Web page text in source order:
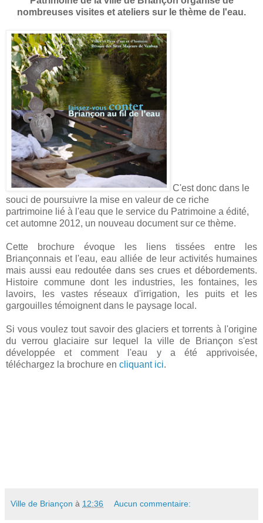
nombreuses visites et ateliers sur le thème de l'eau.
C'est donc dans le
souci de poursuivre la mise en valeur de ce riche
partrimoine lié à l'eau que le service du Patrimoine a édité,
cet automne 2012, un nouveau document sur ce thème.
Cette brochure évoque les liens tissées entre les
Briançonnais et l'eau, eau alliée de leur activités humaines
mais aussi eau redoutée dans ses crues et débordements.
Histoire commune dont les industries, les fontaines, les
lavoirs, les vastes réseaux d'irrigation, les puits et les
gargouilles témoignent dans le paysage local.
Si vous voulez tout savoir des glaciers et torrents à l'origine
du verrou glaciaire sur lequel la ville de Briançon s'est
développée et comment l'eau y a été apprivoisée,
téléchargez la brochure en cliquant ici.
Ville de Briançon à 12:36 Aucun commentaire: